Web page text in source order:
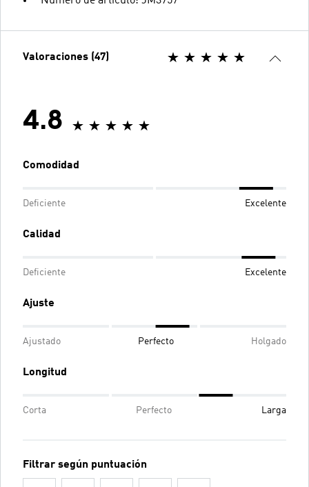
Valoraciones (47)
4.8
Comodidad
Deficiente Excelente
Calidad
Deficiente Excelente
Ajuste
Ajustado Perfecto Holgado
Longitud
Corta Perfecto Larga
Filtrar según puntuación